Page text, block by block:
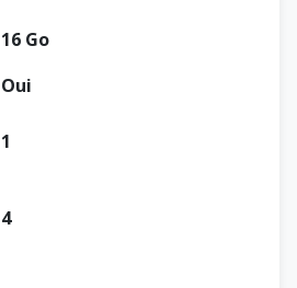
16 Go
Oui
1
4